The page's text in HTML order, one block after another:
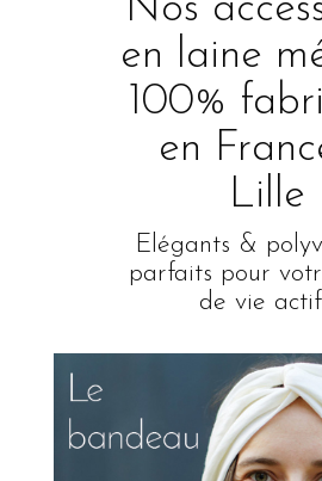
Nos
en laine
100%
en
Lille
Elégants &
parfaits pour
de vie